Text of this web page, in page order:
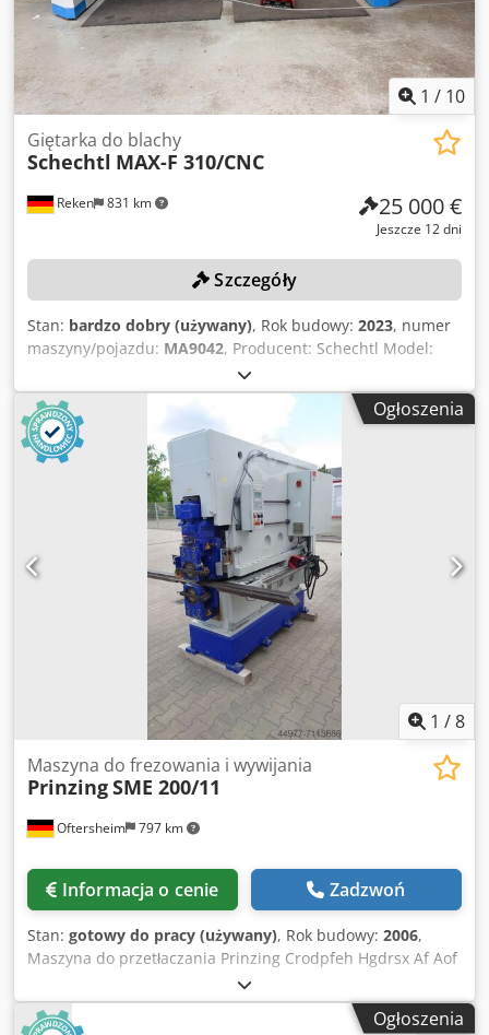
węglowej o grubości do 13 mm oraz blach ze stali
nierdzewnej o grubości do 10 mm!
1 / 10
Reken 831 km
Giętarka do blachy
Schechtl MAX-F 310/CNC
25 000 €
Jeszcze 12 dni
Szczegóły
Stan: bardzo dobry (używany), Rok budowy: 2023, numer
maszyny/pojazdu: MA9042, Producent: Schechtl Model:
MAX-F 310/CNC Rok produkcji: 2023 Cjdpfx Afozpw Iho Asrf
Numer seryjny maszyny: MA9042
Ogłoszenia
1 /8
Oftersheim 797 km
Maszyna do frezowania i wywijania
PrinzingSME 200/11
Informacja o cenie Zadzwoń
Stan: gotowy do pracy (używany), Rok budowy: 2006,
Maszyna do przetłaczania Prinzing Crodpfeh Hgdrsx Af Aof
Typ SME 200/11 Rok produkcji 2006 Wysięg 1100 mm Moc
przyłączeniowa 5,5 kW Maks. grubość blachy 1,5 mm VA
(stal nierdzewna) Sterowanie Siemens Siematic OP7Ogłoszenia